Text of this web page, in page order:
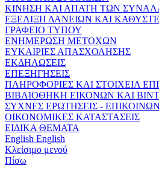
ΚΙΝΗΣΗ ΚΑΙ ΑΠΑΤΗ ΤΩΝ
ΕΞΕΛΙΞΗ ΔΑΝΕΙΩΝ ΚΑΙ
ΓΡΑΦΕΙΟ ΤΥΠΟΥ
ΕΝΗΜΕΡΩΣΗ ΜΕΤΟΧΩΝ
ΕΥΚΑΙΡΙΕΣ ΑΠΑΣΧΟΛΗΣΗΣ
ΕΚΔΗΛΩΣΕΙΣ
ΕΠΕΞΗΓΗΣΕΙΣ
ΠΛΗΡΟΦΟΡΙΕΣ ΚΑΙ ΣΤΟΙΧΕΙΑ
ΒΙΒΛΙΟΘΗΚΗ ΕΙΚΟΝΩΝ ΚΑΙ
ΣΥΧΝΕΣ ΕΡΩΤΗΣΕΙΣ -
ΟΙΚΟΝΟΜΙΚΕΣ ΚΑΤΑΣΤΑΣΕΙΣ
ΕΙΔΙΚΑ ΘΕΜΑΤΑ
English English
Κλείσιμο μενού
Πίσω